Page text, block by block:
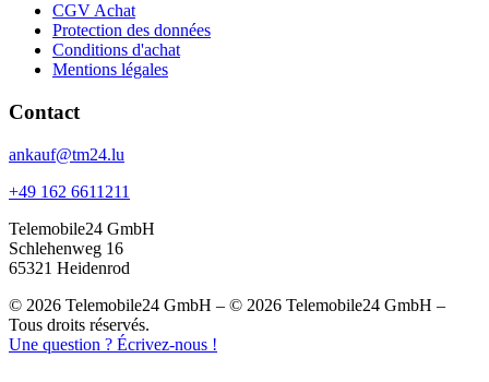
CGV Achat
Protection des données
Conditions d'achat
Mentions légales
Contact
ankauf@tm24.lu
+49 162 6611211
Telemobile24 GmbH
Schlehenweg 16
65321 Heidenrod
© 2026 Telemobile24 GmbH – © 2026 Telemobile24 GmbH –
Tous droits réservés.
Une question ? Écrivez-nous !